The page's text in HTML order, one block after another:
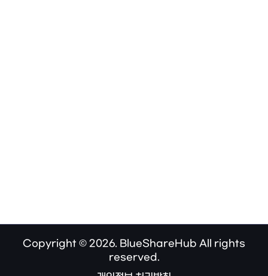
Copyright © 2026. BlueShareHub All rights
reserved.